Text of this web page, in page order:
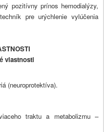
pozitívny prínos hemodialýzy,
pre urýchlenie vylúčenia
vlastnosti
(neuroprotektíva).
traktu a metabolizmu –